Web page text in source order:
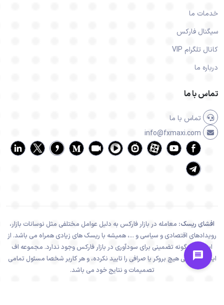
خدمات ما
سیگنال فارکس
کانال تلگرام VIP
درباره ما
تماس با ما
تماس با ما
افشای ریسک: معامله در بازار فارکس به دلیل عوامل مختلفی مثل نوسانات بازار،
رویدادهای اقتصادی و سیاسی و ...، همیشه با ریسک های زیادی همراه می باشد. از
اینرو هیچ گونه تضمینی برای سودآوری در بازار فارکس وجود ندارد. مجموعه اف
ایکس ماکسی هیچ بروکر یا صرافی را تایید نکرده، و هر کاربر شخصا مسئول تمامی
تصمیمات و نتایج خود می باشد.